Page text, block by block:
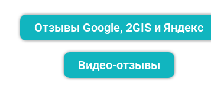
Отзывы Google, 2GIS и Яндекс
Видео-отзывы